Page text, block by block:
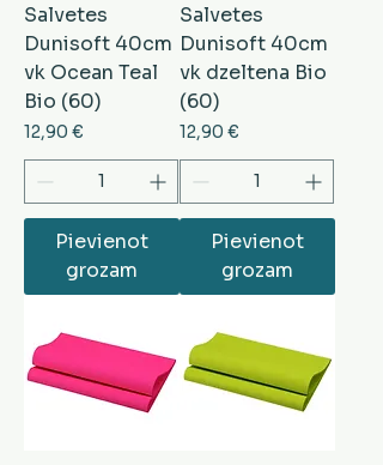
Salvetes
Dunisoft 40cm
vk Ocean Teal
Bio (60)
Cena
12,90 €
Pievienot
grozam
Salvetes
Dunisoft 40cm
vk dzeltena Bio
(60)
Cena
12,90 €
Pievienot
grozam